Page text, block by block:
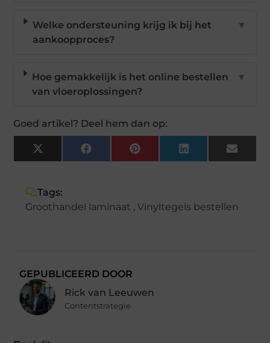
Welke ondersteuning krijg ik bij het
aankoopproces?
▼
Hoe gemakkelijk is het online bestellen
van vloeroplossingen?
▼
Goed artikel? Deel hem dan op:
X
(Twitter)
FacebookPinterestLinkedIn Email
Tags:
Groothandel laminaat ,Vinyltegels bestellen
GEPUBLICEERD DOOR
Rick van Leeuwen
Contentstrategie